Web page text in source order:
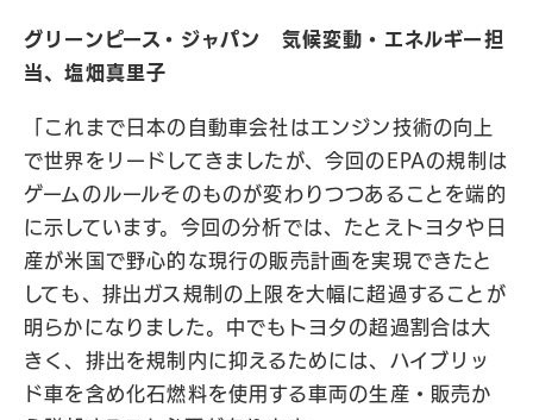
グリーンピース・ジャパン 気候変動・エネルギー担
当、塩畑真里子
「これまで日本の自動車会社はエンジン技術の向上
で世界をリードしてきましたが、今回のEPAの規制は
ゲームのルールそのものが変わりつつあることを端的
に示しています。今回の分析では、たとえトヨタや日
産が米国で野心的な現行の販売計画を実現できたと
しても、排出ガス規制の上限を大幅に超過することが
明らかになりました。中でもトヨタの超過割合は大
きく、排出を規制内に抑えるためには、ハイブリッ
ド車を含め化石燃料を使用する車両の生産・販売か